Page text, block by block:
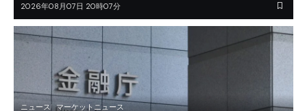
2026年08月07日 20時07分
ニュース マーケットニュース